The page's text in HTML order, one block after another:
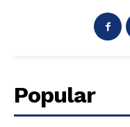
Popular